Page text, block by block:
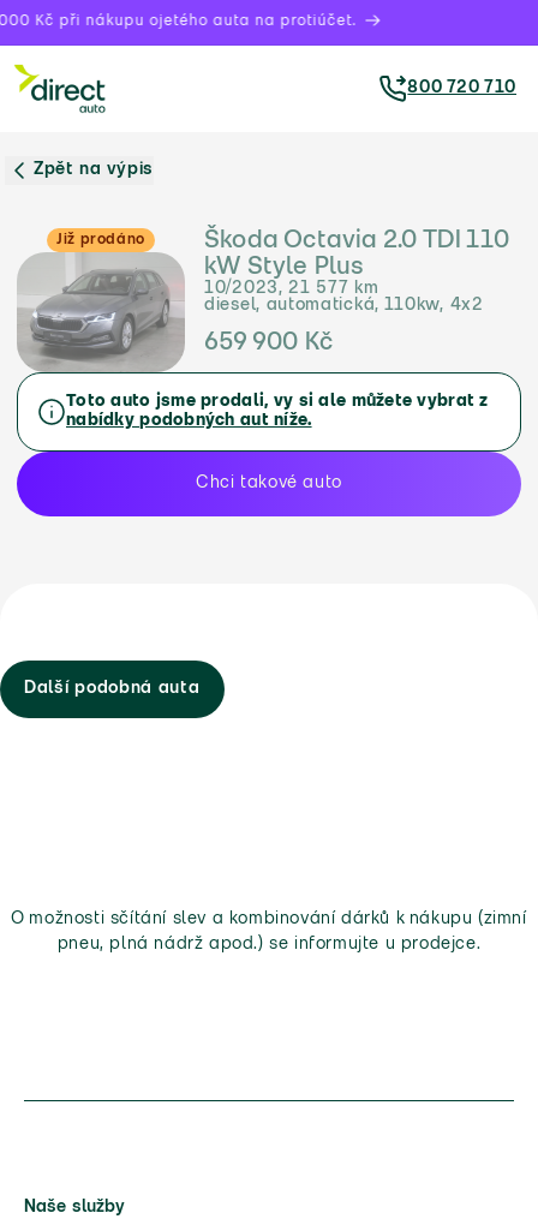
Kč při nákupu ojetého auta na protiúčet.
800 720 710
Zpět na výpis
Již prodáno
Škoda Octavia 2.0 TDI 110
kW Style Plus
10/2023, 21 577 km
diesel, automatická, 110kw, 4x2
659 900 Kč
Toto auto jsme prodali, vy si ale můžete vybrat z
nabídky podobných aut níže.
Chci takové auto
Další podobná auta
O možnosti sčítání slev a kombinování dárků k nákupu (zimní
pneu, plná nádrž apod.) se informujte u prodejce.
Naše služby